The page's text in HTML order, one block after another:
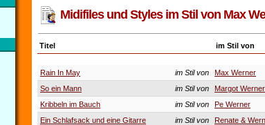
Midifiles und Styles im Stil von Max
Titel im Stil von
Rain In May
im Stil von
Max Werner
So ein Mann
im Stil von
Margot Werner
Kribbeln im Bauch
im Stil von
Pe Werner
Ein Schlafsack und eine Gitarre
im Stil von
Renate &